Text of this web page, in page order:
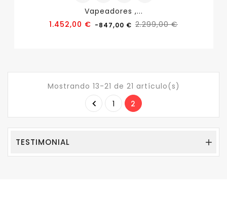
Vapeadores ,...
1.452,00 € Precio
-847,00 € 2.299,00 €Precio
Mostrando 13-21 de 21 artículo(s)
 1 2
TESTIMONIAL 